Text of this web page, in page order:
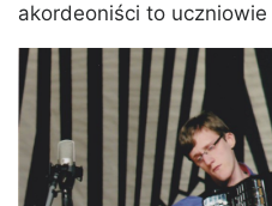
akordeoniści to uczniowie